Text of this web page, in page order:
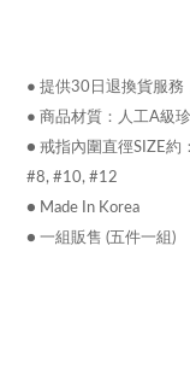
● 提供30日退換貨服務
● 商品材質：人工A級
● 戒指內圍直徑SIZE約：
#8, #10, #12
● Made In Korea
● 一組販售 (五件一組)